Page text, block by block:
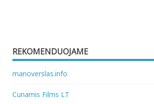
REKOMENDUOJAME
manoverslas.info
Cunamis Films LT